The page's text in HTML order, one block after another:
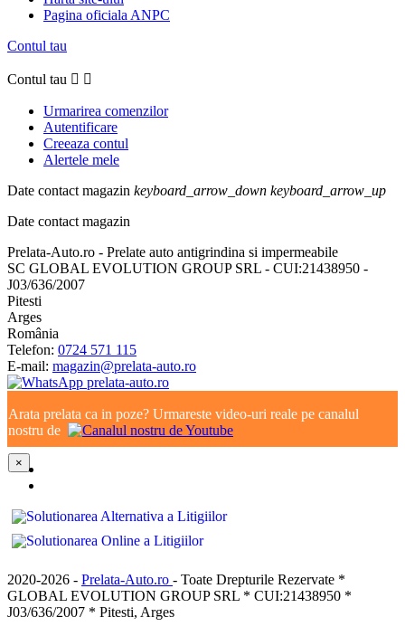
Pagina oficiala ANPC
Contul tau
Contul tau  
Urmarirea comenzilor
Autentificare
Creeaza contul
Alertele mele
Date contact magazin keyboard_arrow_down keyboard_arrow_up
Date contact magazin
Prelata-Auto.ro - Prelate auto antigrindina si impermeabile
SC GLOBAL EVOLUTION GROUP SRL - CUI:21438950 -
J03/636/2007
Pitesti
Arges
România
Telefon: 0724 571 115
E-mail: magazin@prelata-auto.ro
Arata prelata ca in poze? Urmareste video-uri reale pe canalul
nostru de
×
2020-2026 - Prelata-Auto.ro - Toate Drepturile Rezervate *
GLOBAL EVOLUTION GROUP SRL * CUI:21438950 *
J03/636/2007 * Pitesti, Arges